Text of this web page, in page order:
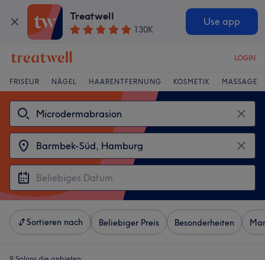
Treatwell
130K
Use app
LOGIN
FRISEUR NÄGEL HAARENTFERNUNG KOSMETIK MASSAGE
Sortieren nach Beliebiger Preis Besonderheiten